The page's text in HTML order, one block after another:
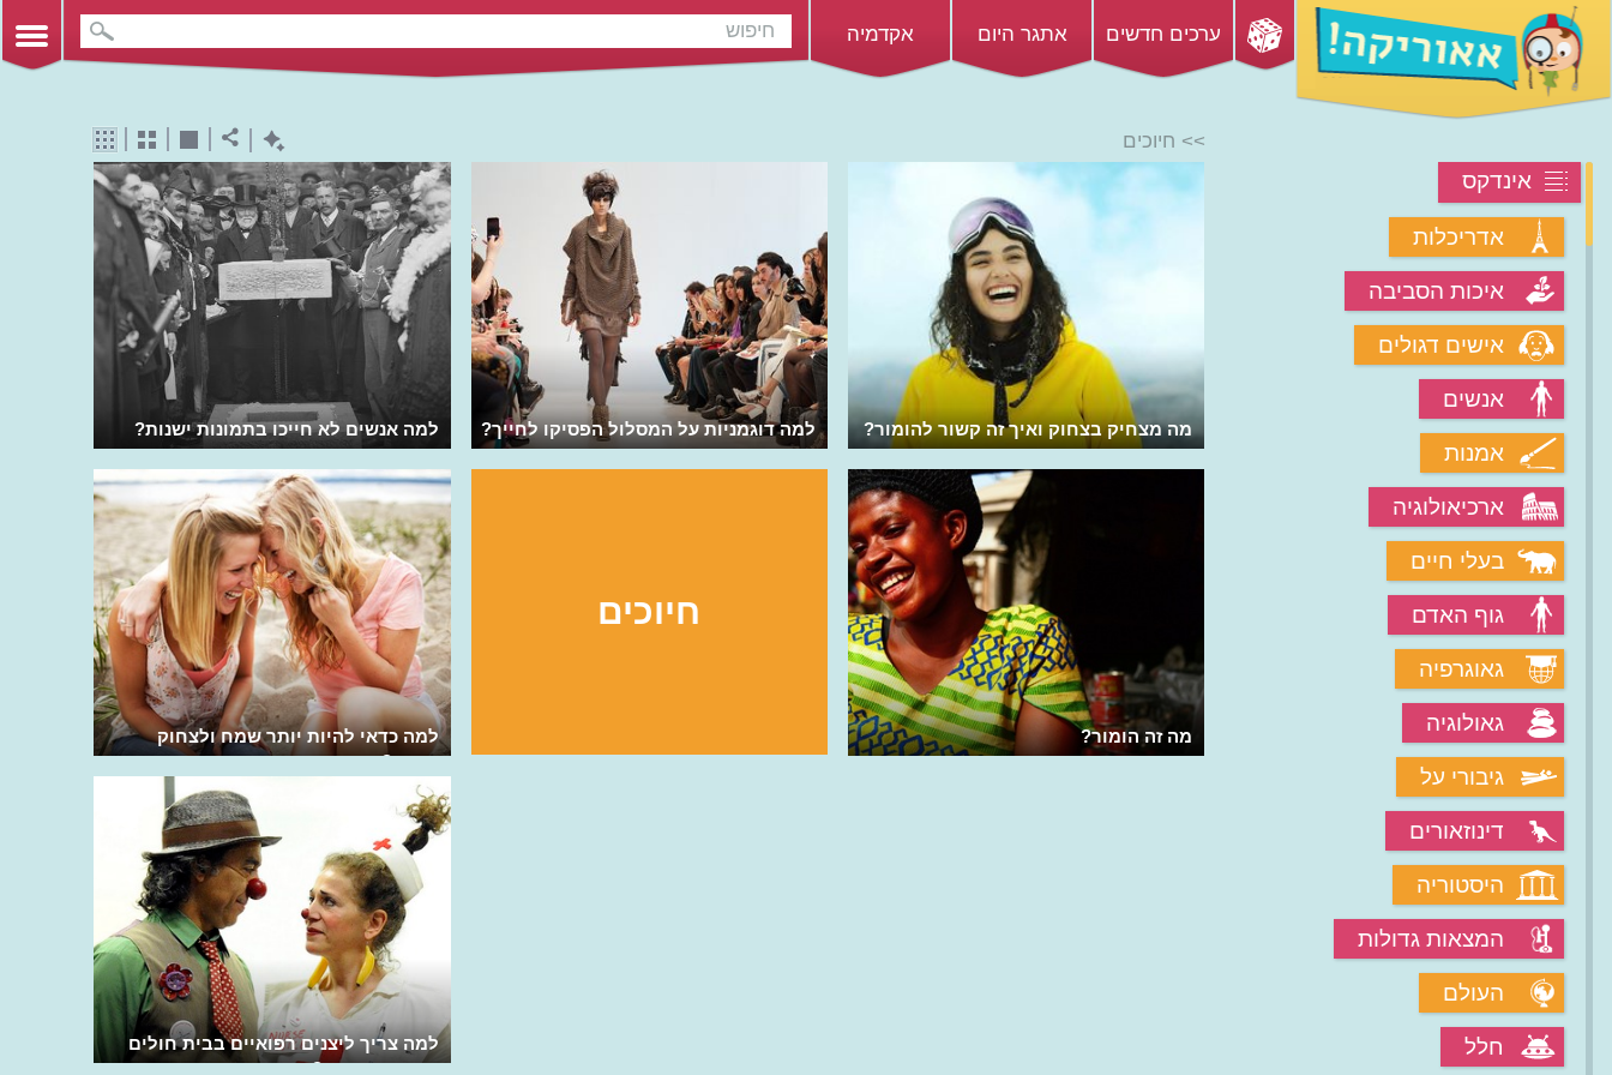
ערכים חדשים אתגר היום אקדמיה
אינדקס
אדריכלות
איכות הסביבה
אישים דגולים
אנשים
אמנות
ארכיאולוגיה
בעלי חיים
גוף האדם
גאוגרפיה
גאולוגיה
גיבורי על
דינוזאורים
היסטוריה
המצאות גדולות
העולם
חלל
>> חיוכים
למה אנשים לא חייכו בתמונות ישנות? למה דוגמניות על המסלול הפסיקו לחייך? מה מצחיק בצחוק ואיך זה קשור להומור?
למה כדאי להיות יותר שמח ולצחוק
הרבה?
חיוכים
מה זה הומור?
למה צריך ליצנים רפואיים בבית חולים
ומה הם עושים?